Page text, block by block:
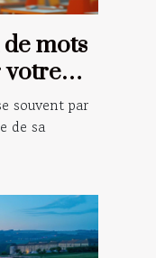
mots
votre
souvent par
de sa